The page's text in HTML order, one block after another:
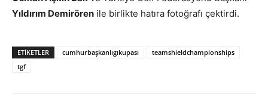
Yıldırım Demirören ile birlikte hatıra fotoğrafı çektirdi.
ETIKETLER cumhurbaşkanlıgıkupası
teamshieldchampionships
tgf